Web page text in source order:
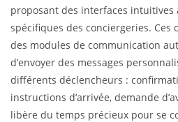
proposant des interfaces intuitives
spécifiques des conciergeries.
des modules de communication
d’envoyer des messages
différents déclencheurs :
instructions d’arrivée, demande
libère du temps précieux pour se